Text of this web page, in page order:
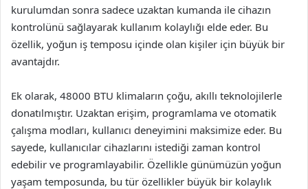
kurulumdan sonra sadece uzaktan kumanda ile cihazın
kontrolünü sağlayarak kullanım kolaylığı elde eder. Bu
özellik, yoğun iş temposu içinde olan kişiler için büyük bir
avantajdır.
Ek olarak, 48000 BTU klimaların çoğu, akıllı teknolojilerle
donatılmıştır. Uzaktan erişim, programlama ve otomatik
çalışma modları, kullanıcı deneyimini maksimize eder. Bu
sayede, kullanıcılar cihazlarını istediği zaman kontrol
edebilir ve programlayabilir. Özellikle günümüzün yoğun
yaşam temposunda, bu tür özellikler büyük bir kolaylık